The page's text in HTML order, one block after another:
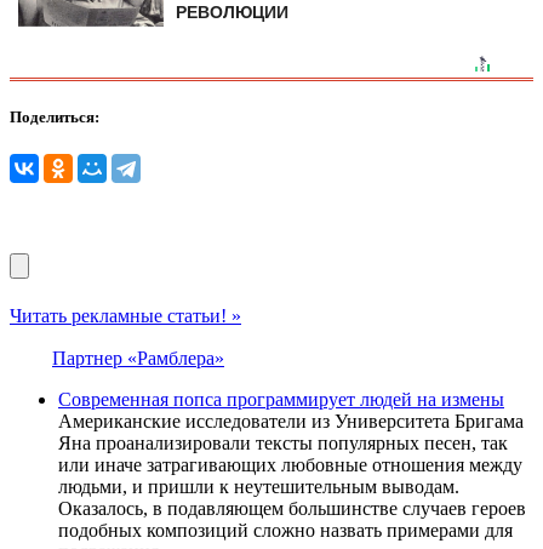
РЕВОЛЮЦИИ
Поделиться:
Читать рекламные статьи! »
Партнер «Рамблера»
Современная попса программирует людей на измены
Американские исследователи из Университета Бригама
Яна проанализировали тексты популярных песен, так
или иначе затрагивающих любовные отношения между
людьми, и пришли к неутешительным выводам.
Оказалось, в подавляющем большинстве случаев героев
подобных композиций сложно назвать примерами для